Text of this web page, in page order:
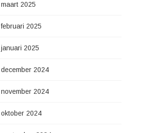
maart 2025
februari 2025
januari 2025
december 2024
november 2024
oktober 2024